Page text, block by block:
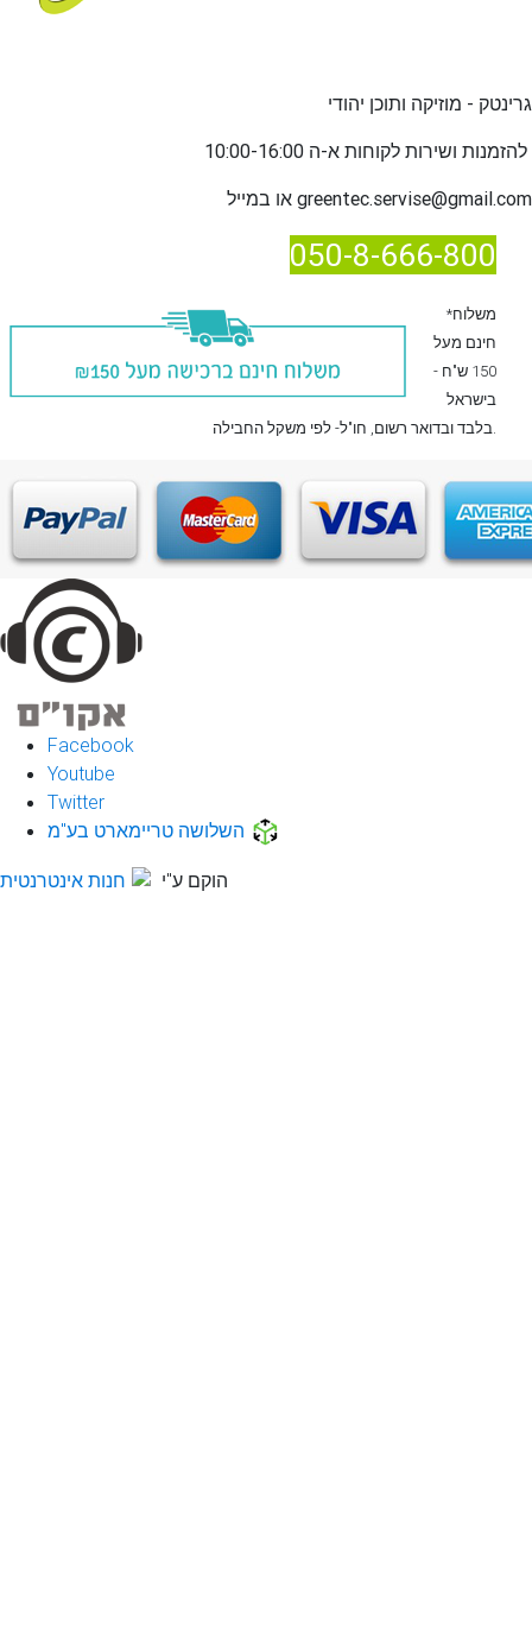
גרינטק - מוזיקה ותוכן יהודי
להזמנות ו
greentec.servise@gmail.com
050-8-666-800
*משלוח
חינם מעל
150 ש"ח -
בישראל
בלבדובדואר רשום , חו"ל- לפי משקל החבילה.
Facebook
Youtube
Twitter
השלושה טריימארט בע"מ
הוקם ע"י חנות אינטרנטית